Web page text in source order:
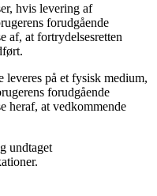
hvis levering af
forudgående
af, at fortrydelsesretten
på et fysisk medium,
forudgående
heraf, at vedkommende
undtaget